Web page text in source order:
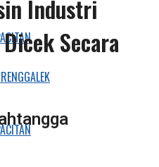
Industri
Secara